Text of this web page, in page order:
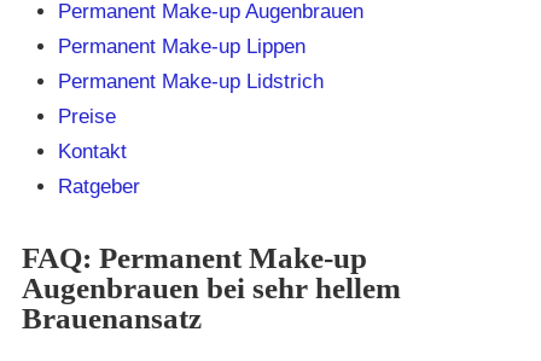
Permanent Make-up Augenbrauen
Permanent Make-up Lippen
Permanent Make-up Lidstrich
Preise
Kontakt
Ratgeber
FAQ: Permanent Make-up
Augenbrauen bei sehr hellem
Brauenansatz